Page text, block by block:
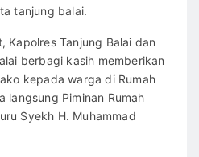
tanjung balai.
Kapolres Tanjung Balai dan
berbagi kasih memberikan
kepada warga di Rumah
langsung Piminan Rumah
Syekh H. Muhammad